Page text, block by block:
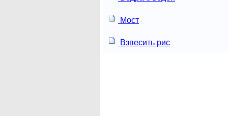
Мост
Взвесить рис